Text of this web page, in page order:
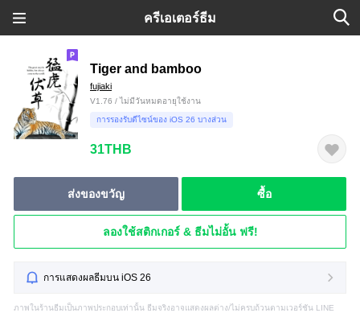
ครีเอเตอร์ธีม
Tiger and bamboo
fujiaki
V1.76 / ไม่มีวันหมดอายุใช้งาน
การรองรับดีไซน์ของ iOS 26 บางส่วน
31THB
ส่งของขวัญ ซื้อ
ลองใช้สติกเกอร์ & ธีมไม่อั้น ฟรี!
การแสดงผลธีมบน iOS 26
ภาพในร้านธีมเป็นภาพประกอบเท่านั้น ธีมจริงอาจแสดงผลต่าง/ไม่ครบถ้วนตามเวอร์ชัน LINE